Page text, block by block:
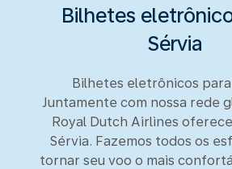
Bilhetes
Sérvia
Bilhetes eletrônicos para
Juntamente com nossa rede
Royal Dutch Airlines
Sérvia. Fazemos todos os
tornar seu voo o mais